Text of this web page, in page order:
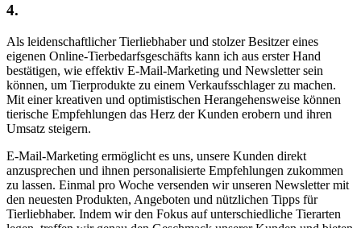
4.
Als leidenschaftlicher Tierliebhaber und stolzer Besitzer eines
eigenen Online-Tierbedarfsgeschäfts kann ich aus erster Hand
bestätigen, wie effektiv E-Mail-Marketing und Newsletter sein
‌können, um ⁤Tierprodukte zu einem Verkaufsschlager zu machen.
Mit einer kreativen und optimistischen‍ Herangehensweise können
tierische Empfehlungen⁣ das Herz der Kunden erobern und ihren
Umsatz steigern.
E-Mail-Marketing ermöglicht es uns, unsere Kunden direkt
anzusprechen und ihnen personalisierte Empfehlungen zukommen
zu lassen.‍ Einmal pro Woche versenden‍ wir unseren Newsletter⁤ mit
den neuesten⁣ Produkten, Angeboten und nützlichen Tipps für
Tierliebhaber. Indem wir den Fokus auf unterschiedliche Tierarten